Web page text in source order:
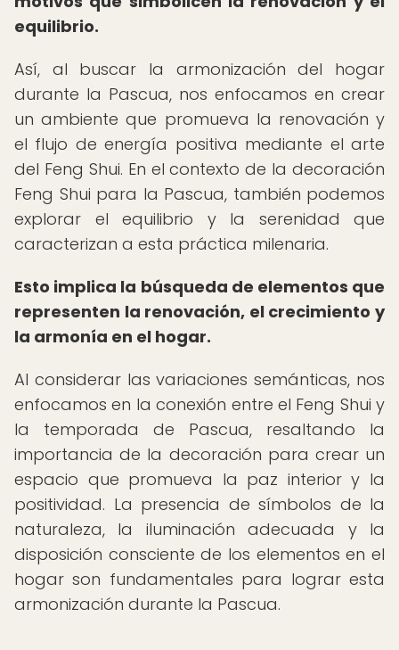
equilibrio.
Así, al buscar la armonización del hogar
durante la Pascua, nos enfocamos en crear
un ambiente que promueva la renovación y
el flujo de energía positiva mediante el arte
del Feng Shui. En el contexto de la decoración
Feng Shui para la Pascua, también podemos
explorar el equilibrio y la serenidad que
caracterizan a esta práctica milenaria.
Esto implica la búsqueda de elementos que
representen la renovación, el crecimiento y
la armonía en el hogar.
Al considerar las variaciones semánticas, nos
enfocamos en la conexión entre el Feng Shui y
la temporada de Pascua, resaltando la
importancia de la decoración para crear un
espacio que promueva la paz interior y la
positividad. La presencia de símbolos de la
naturaleza, la iluminación adecuada y la
disposición consciente de los elementos en el
hogar son fundamentales para lograr esta
armonización durante la Pascua.